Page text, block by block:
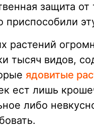
защита
приспособили
растений
тысяч видов,
ядовитые
ест лишь
либо